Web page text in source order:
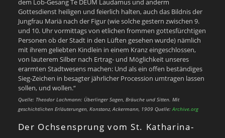
dem Lob-Gesang Te DEUM Laudamus und anderm
Gottesdienst heiligen und feierlich halten, auch das Bildnis der
Jungfrau Mariä nach der Figur (wie solche gestern zwischen 9.
und 10. Uhr vormittags von etlichen frommen gottesfürchtigen
Personen ob der Stadt in den Lüften gesehen wurde) nämlich
mit ihrem geliebten Kindlein in einem Kranz eingeschlossen,
von lauterem Silber nach Ertrag- und Möglichkeit unseres
erarmten Stadtwesens machen: Und als ein offen beständiges
Sieg-Zeichen in besagter jährlicher Procession umtragen lassen
sollen, und wollen.“
Quelle: Theodor Lachmann: Überlinger Sagen, Bräuche und Sitten. Mit
geschichtlichen Erläuterungen, Konstanz, Ackermann, 1909 Quelle: Archive.org
Der Ochsensprung vom St. Katharina-